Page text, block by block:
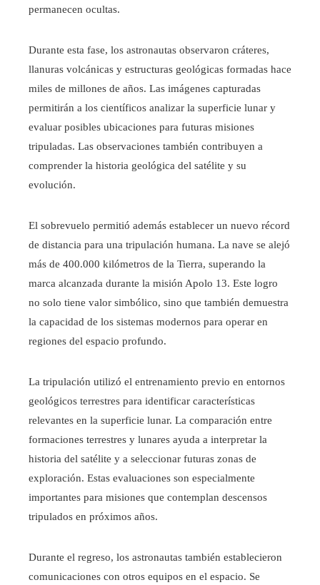
permanecen ocultas.
Durante esta fase, los astronautas observaron cráteres,
llanuras volcánicas y estructuras geológicas formadas hace
miles de millones de años. Las imágenes capturadas
permitirán a los científicos analizar la superficie lunar y
evaluar posibles ubicaciones para futuras misiones
tripuladas. Las observaciones también contribuyen a
comprender la historia geológica del satélite y su
evolución.
El sobrevuelo permitió además establecer un nuevo récord
de distancia para una tripulación humana. La nave se alejó
más de 400.000 kilómetros de la Tierra, superando la
marca alcanzada durante la misión Apolo 13. Este logro
no solo tiene valor simbólico, sino que también demuestra
la capacidad de los sistemas modernos para operar en
regiones del espacio profundo.
La tripulación utilizó el entrenamiento previo en entornos
geológicos terrestres para identificar características
relevantes en la superficie lunar. La comparación entre
formaciones terrestres y lunares ayuda a interpretar la
historia del satélite y a seleccionar futuras zonas de
exploración. Estas evaluaciones son especialmente
importantes para misiones que contemplan descensos
tripulados en próximos años.
Durante el regreso, los astronautas también establecieron
comunicaciones con otros equipos en el espacio. Se